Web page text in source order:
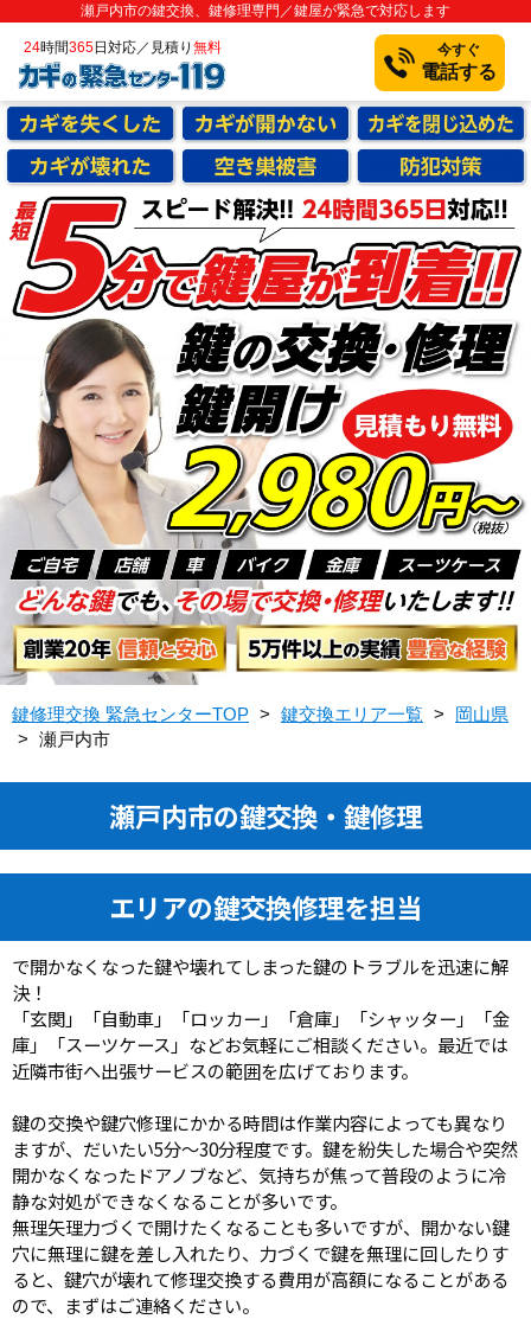
瀬戸内市の鍵交換、鍵修理専門／鍵屋が緊急で対応します
24時間365日対応／見積り 無料 今すぐ
電話する
鍵修理交換 緊急センターTOP > 鍵交換エリア一覧 >
岡山県
> 瀬戸内市
瀬戸内市の鍵交換・鍵修理
エリアの鍵交換修理を担当
で開かなくなった鍵や壊れてしまった鍵のトラブルを迅速に解
決！
「玄関」「自動車」「ロッカー」「倉庫」「シャッター」「金
庫」「スーツケース」などお気軽にご相談ください。最近では
近隣市街へ出張サービスの範囲を広げております。
鍵の交換や鍵穴修理にかかる時間は作業内容によっても異なり
ますが、だいたい5分～30分程度です。鍵を紛失した場合や突然
開かなくなったドアノブなど、気持ちが焦って普段のように冷
静な対処ができなくなることが多いです。
無理矢理力づくで開けたくなることも多いですが、開かない鍵
穴に無理に鍵を差し入れたり、力づくで鍵を無理に回したりす
ると、鍵穴が壊れて修理交換する費用が高額になることがある
ので、まずはご連絡ください。